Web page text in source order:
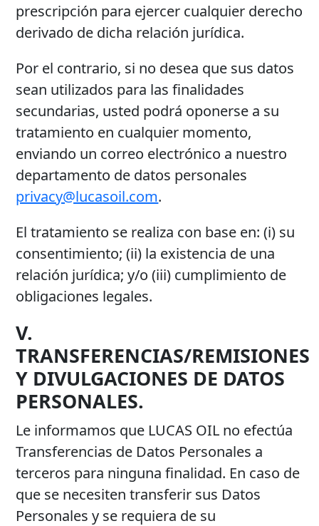
prescripción para ejercer cualquier derecho
derivado de dicha relación jurídica.
Por el contrario, si no desea que sus datos
sean utilizados para las finalidades
secundarias, usted podrá oponerse a su
tratamiento en cualquier momento,
enviando un correo electrónico a nuestro
departamento de datos personales
privacy@lucasoil.com.
El tratamiento se realiza con base en: (i) su
consentimiento; (ii) la existencia de una
relación jurídica; y/o (iii) cumplimiento de
obligaciones legales.
V.
TRANSFERENCIAS/REMISIONES
Y DIVULGACIONES DE DATOS
PERSONALES.
Le informamos que LUCAS OIL no efectúa
Transferencias de Datos Personales a
terceros para ninguna finalidad. En caso de
que se necesiten transferir sus Datos
Personales y se requiera de su